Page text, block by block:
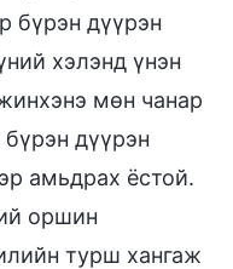
бүрэн дүүрэн
хэлэнд үнэн
мөн чанар
дүүрэн
амьдрах ёстой.
оршин
турш хангаж